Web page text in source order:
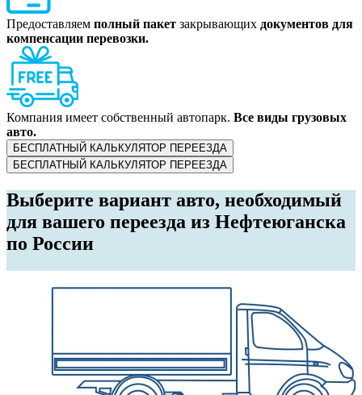
Предоставляем полный пакет закрывающих документов для
компенсации перевозки.
Компания имеет собственный автопарк. Все виды грузовых
авто.
БЕСПЛАТНЫЙ КАЛЬКУЛЯТОР ПЕРЕЕЗДА
БЕСПЛАТНЫЙ КАЛЬКУЛЯТОР ПЕРЕЕЗДА
Выберите вариант авто, необходимый
для вашего переезда из Нефтеюганска
по России